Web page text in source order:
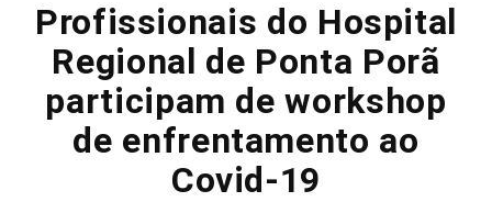
Profissionais do Hospital
Regional de Ponta Porã
participam de workshop
de enfrentamento ao
Covid-19